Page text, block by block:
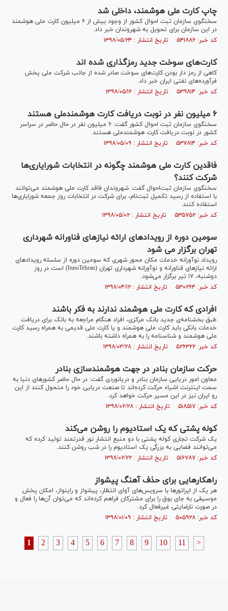
چاپ کارت ملی هوشمند، داخلی شد
سخنگوی سازمان ثبت احوال کشور از وجود بیش از ۶ میلیون کارت ملی هوشمند
در این سازمان برای تحویل به شهروندان خبر داد.
کد خبر: ۵۴۱۸۸۶ تاریخ انتشار : ۱۳۹۸/۰۵/۲۴
کارت‌های سوخت جدید رمزگذاری شده اند
کاهی از رمز دار بودن کارت‌های سوخت صادر شده از جانب شرکت ملی پخش
فرآورده‌های نفتی ایران خبر داد.
کد خبر: ۵۳۹۸۱۴ تاریخ انتشار : ۱۳۹۸/۰۵/۱۶
۶ میلیون نفر در نوبت دریافت کارت هوشمندملی هستند
سخنگوی سازمان ثبت احوال کشور گفت: ۶ میلیون نفر در حال حاضر در سراسر
کشور در نوبت دریافت کارت هوشمندملی هستند.
کد خبر: ۵۳۷۸۱۴ تاریخ انتشار : ۱۳۹۸/۰۵/۰۹
فاقدین کارت ملی هوشمند چگونه در انتخابات شورایاری‌ها
شرکت کنند؟
سخنگوی سازمان ثبت‌احوال گفت: شهروندان فاقد کارت ملی هوشمند می‌توانند
با استفاده از رسید تکمیل ثبت‌نام، برای شرکت در انتخابات روز جمعه شورایاری‌ها
استفاده کنند.
کد خبر: ۵۳۵۷۵۲ تاریخ انتشار : ۱۳۹۸/۰۵/۰۲
سومین دوره از رویداد‌های ارائه نیاز‌های فناورانه شهرداری
تهران برگزار می شود
رویداد نوآورانه خدمات مکان محور شهری که سومین دوره از سلسله رویداد‌های
ارائه نیاز‌های فناورانه و نوآورانه شهرداری تهران (InnoTehran) است در روز
دوشنبه، ۱۷ تیر برگزار می‌شود.
کد خبر: ۵۳۰۲۶۴ تاریخ انتشار : ۱۳۹۸/۰۴/۱۲
افرادی که کارت ملی هوشمند ندارند به فکر باشند
طبق بخشنامه‌ی جدید بانک مرکزی، افراد هنگام مراجعه به بانک‌ برای دریافت
خدمات بانکی باید کارت ملی هوشمند و یا کارت ملی قدیمی به همراه رسید کارت
ملی هوشمند و شناسنامه را به همراه داشته باشند.
کد خبر: ۵۲۶۳۲۲ تاریخ انتشار : ۱۳۹۸/۰۳/۲۸
حرکت سازمان بنادر در جهت هوشمندسازی بنادر
معاون امور دریایی سازمان بنادر و دریانوردی گفت: در حال حاضر کشور‌های دنیا به
سمت اینترنت اشیاء حرکت کرده‌اند تا صنعت دریایی خود را متحول کنند از این
رو ایران نیز در این مسیر حرکت خواهد کرد.
کد خبر: ۵۱۸۵۱۷ تاریخ انتشار : ۱۳۹۸/۰۲/۲۸
کوله پشتی که یک استادیوم را روشن می‌کند
یک شرکت تجاری کوله پشتی با دو منبع انتشار نور قدرتمند تولید کرده که
می‌توانند فضایی به بزرگی یک استادیوم را در شب روشن کنند.
کد خبر: ۵۱۶۷۸۷ تاریخ انتشار : ۱۳۹۸/۰۲/۲۲
راهکار‌هایی برای حذف آهنگ پیشواز
هر یک از اپراتور‌ها با سرویس‌های آوای انتظار، پیشواز و راینواز، امکان پخش
موسیقی به جای بوق را برای مشترکان فراهم کرده‌اند که می‌توان آن‌ها را فعال و
در صورت نارضایتی غیرفعال کرد.
کد خبر: ۵۰۵۹۲۸ تاریخ انتشار : ۱۳۹۸/۰۱/۰۹
1 2 3 4 5 6 7 8 9 10 11 >